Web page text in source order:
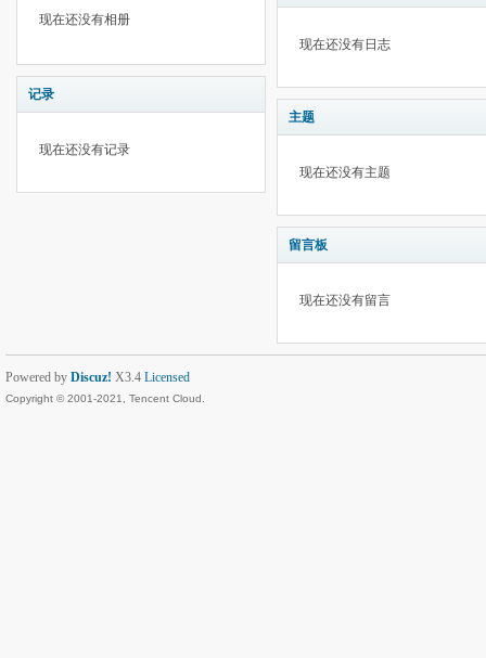
现在还没有相册
记录
现在还没有记录
现在还没有日志
主题
现在还没有主题
留言板
现在还没有留言
Powered by Discuz! X3.4 Licensed
Copyright © 2001-2021, Tencent Cloud.